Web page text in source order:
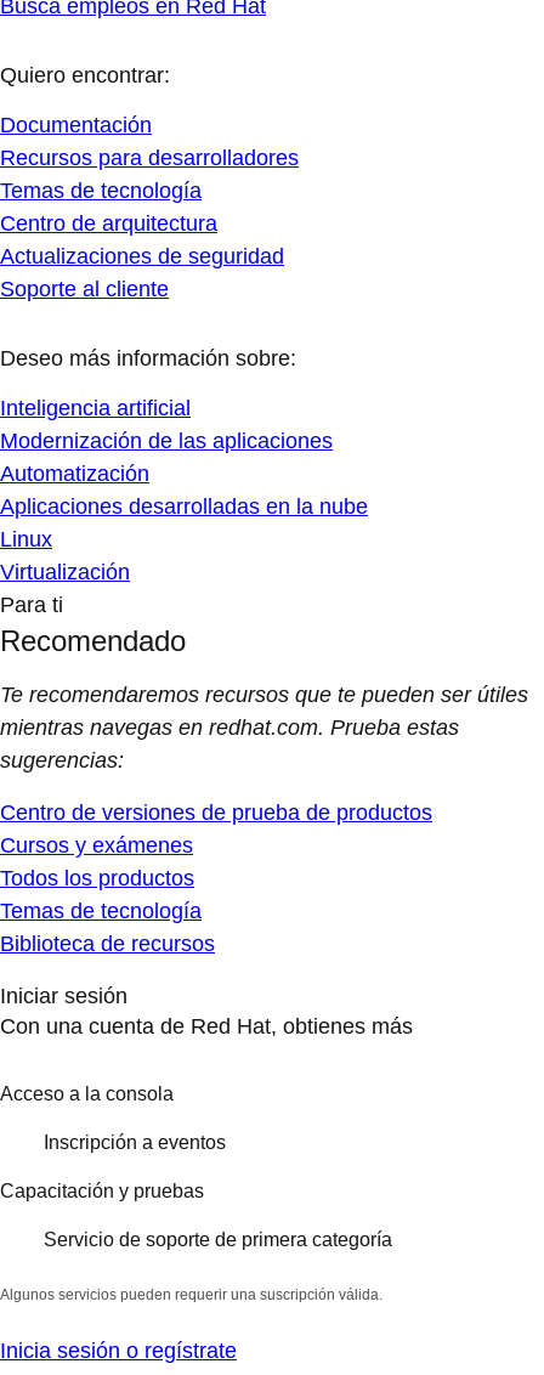
Busca empleos en Red Hat
Quiero encontrar:
Documentación
Recursos para desarrolladores
Temas de tecnología
Centro de arquitectura
Actualizaciones de seguridad
Soporte al cliente
Deseo más información sobre:
Inteligencia artificial
Modernización de las aplicaciones
Automatización
Aplicaciones desarrolladas en la nube
Linux
Virtualización
Para ti
Recomendado
Te recomendaremos recursos que te pueden ser útiles
mientras navegas en redhat.com. Prueba estas
sugerencias:
Centro de versiones de prueba de productos
Cursos y exámenes
Todos los productos
Temas de tecnología
Biblioteca de recursos
Iniciar sesión
Con una cuenta de Red Hat, obtienes más
Acceso a la consola
Inscripción a eventos
Capacitación y pruebas
Servicio de soporte de primera categoría
Algunos servicios pueden requerir una suscripción válida.
Inicia sesión o regístrate